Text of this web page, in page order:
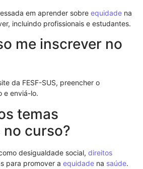
em aprender sobre equidade na
incluindo profissionais e estudantes.
me inscrever no
da FESF-SUS, preencher o
e enviá-lo.
temas
curso?
desigualdade social, direitos
para promover a equidade na saúde.